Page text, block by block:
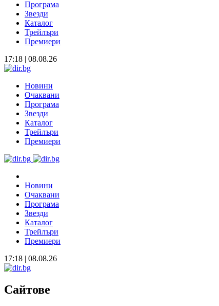
Програма
Звезди
Каталог
Трейлъри
Премиери
17:18 | 08.08.26
Новини
Очаквани
Програма
Звезди
Каталог
Трейлъри
Премиери
Новини
Очаквани
Програма
Звезди
Каталог
Трейлъри
Премиери
17:18 | 08.08.26
Сайтове